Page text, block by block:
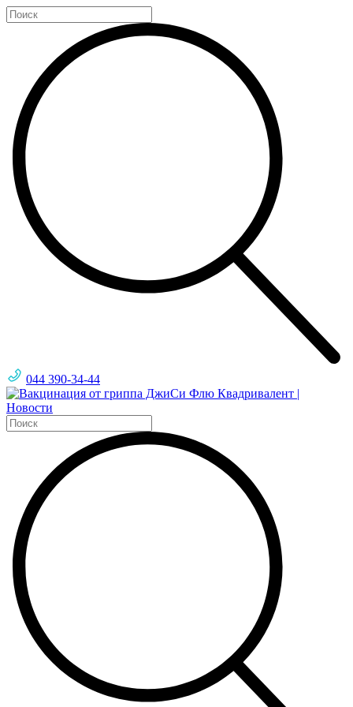
044 390-34-44